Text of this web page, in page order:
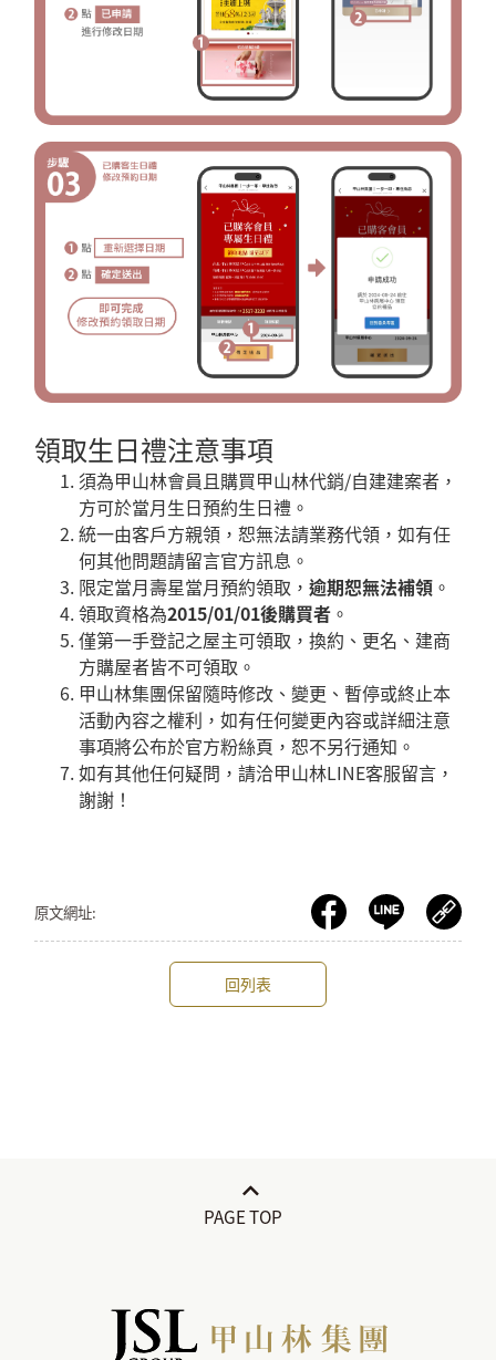
領取生日禮注意事項
須為甲山林會員且購買甲山林代銷/自建建案者，
方可於當月生日預約生日禮。
統一由客戶方親領，恕無法請業務代領，如有任
何其他問題請留言官方訊息。
限定當月壽星當月預約領取，逾期恕無法補領 。
領取資格為2015/01/01後購買者 。
僅第一手登記之屋主可領取，換約、更名、建商
方購屋者皆不可領取。
甲山林集團保留隨時修改、變更、暫停或終止本
活動內容之權利，如有任何變更內容或詳細注意
事項將公布於官方粉絲頁，恕不另行通知。
如有其他任何疑問，請洽甲山林LINE客服留言，
謝謝！
原文網址:
回列表